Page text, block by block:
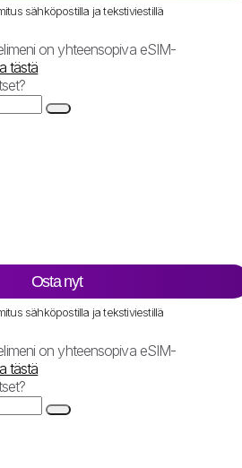
sähköpostilla ja tekstiviestillä
on yhteensopiva eSIM-
tästä
Osta nyt
sähköpostilla ja tekstiviestillä
on yhteensopiva eSIM-
tästä